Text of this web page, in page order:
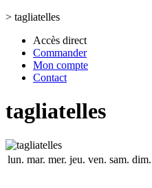
> tagliatelles
Accès direct
Commander
Mon compte
Contact
tagliatelles
lun. mar. mer. jeu. ven. sam. dim.